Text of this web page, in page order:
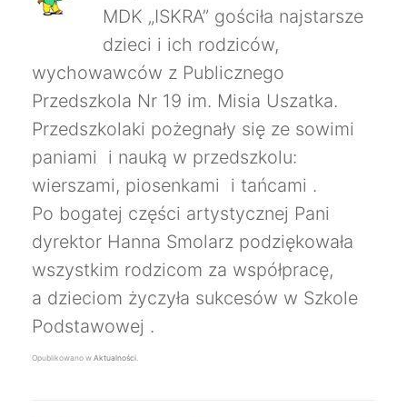
MDK „ISKRA” gościła najstarsze
dzieci i ich rodziców,
wychowawców z Publicznego
Przedszkola Nr 19 im. Misia Uszatka.
Przedszkolaki pożegnały się ze sowimi
paniami i nauką w przedszkolu:
wierszami, piosenkami i tańcami .
Po bogatej części artystycznej Pani
dyrektor Hanna Smolarz podziękowała
wszystkim rodzicom za współpracę,
a dzieciom życzyła sukcesów w Szkole
Podstawowej .
Opublikowano w Aktualności